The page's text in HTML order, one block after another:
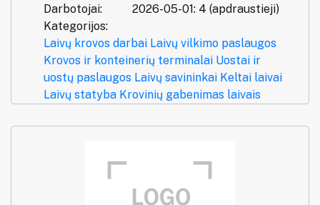
Darbotojai:
2026-05-01: 4 (apdraustieji)
Kategorijos:
Laivų krovos darbai Laivų vilkimo paslaugos
Krovos ir konteinerių terminalai Uostai ir
uostų paslaugos Laivų savininkai Keltai laivai
Laivų statyba Krovinių gabenimas laivais